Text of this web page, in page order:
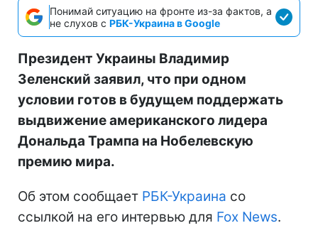
Понимай ситуацию на фронте из-за фактов, а
не слухов с РБК-Украина в Google
Президент Украины Владимир
Зеленский заявил, что при одном
условии готов в будущем поддержать
выдвижение американского лидера
Дональда Трампа на Нобелевскую
премию мира.
Об этом сообщает РБК-Украина со
ссылкой на его интервью для Fox News.